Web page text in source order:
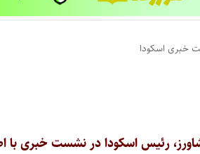
خبری اسکودا
رئیس اسکودا در نشست خبری با